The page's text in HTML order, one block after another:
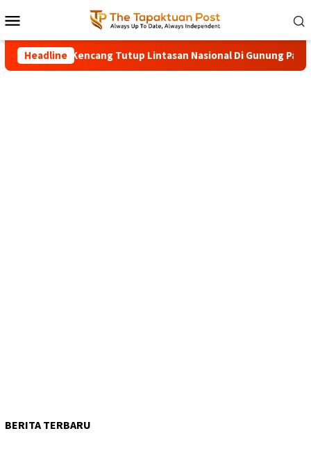
ke
kontenMobile
Headline
Angin Kencang Tutup Lintasan Nasional Di Gunung
BERITA TERBARU